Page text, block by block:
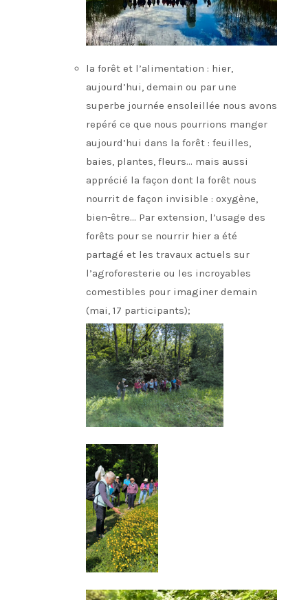
la forêt et l’alimentation : hier,
aujourd’hui, demain ou par une
superbe journée ensoleillée nous avons
repéré ce que nous pourrions manger
aujourd’hui dans la forêt : feuilles,
baies, plantes, fleurs… mais aussi
apprécié la façon dont la forêt nous
nourrit de façon invisible : oxygène,
bien-être… Par extension, l’usage des
forêts pour se nourrir hier a été
partagé et les travaux actuels sur
l’agroforesterie ou les incroyables
comestibles pour imaginer demain
(mai, 17 participants);